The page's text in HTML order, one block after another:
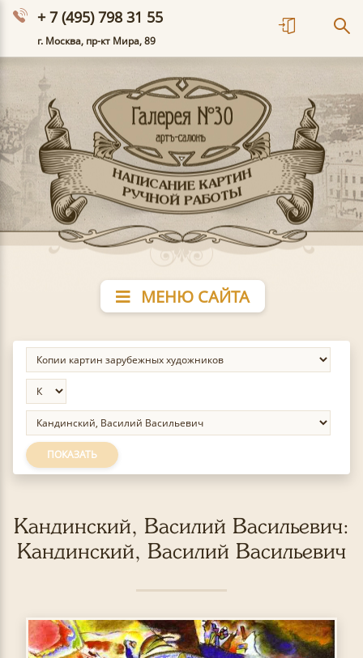
+ 7 (495) 798 31 55
г. Москва, пр-кт Мира, 89
МЕНЮ САЙТА
ПОКАЗАТЬ
Кандинский, Василий Васильевич:
Кандинский, Василий Васильевич